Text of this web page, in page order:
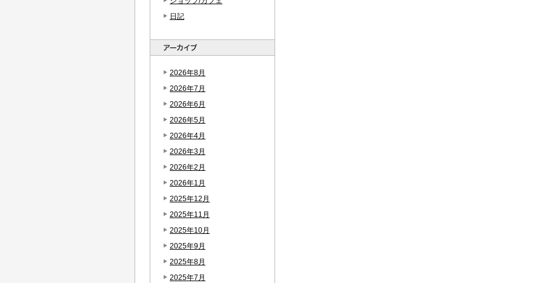
日記
2026年8月
2026年7月
2026年6月
2026年5月
2026年4月
2026年3月
2026年2月
2026年1月
2025年12月
2025年11月
2025年10月
2025年9月
2025年8月
2025年7月